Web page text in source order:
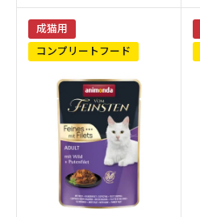
成猫用
コンプリートフード